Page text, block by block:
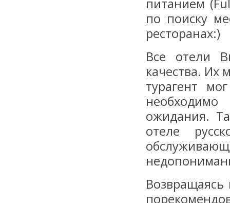
питанием
по поиску
ресторанах:)
Все отели
качества. Их
турагент
ожидания.
отеле